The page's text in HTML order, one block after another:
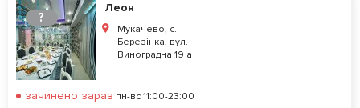
?
Леон
Мукачево, с.
Березінка, вул.
Виноградна 19 а
зачинено зараз пн-вс 11:00-23:00